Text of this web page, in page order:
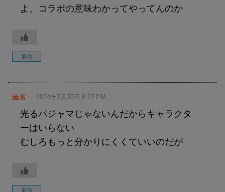
よ、コラボの意味わかってやってんのか
返信
匿名 2024年2月20日 8:22 PM
光るパジャマじゃないんだからキャラクタ
ーはいらない
むしろもっと分かりにくくていいのだが
返信